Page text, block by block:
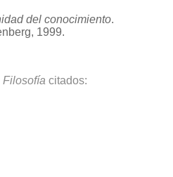
del conocimiento.
1999.
Filosofíacitados: